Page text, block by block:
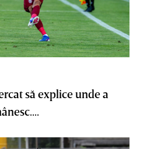
să explice unde a